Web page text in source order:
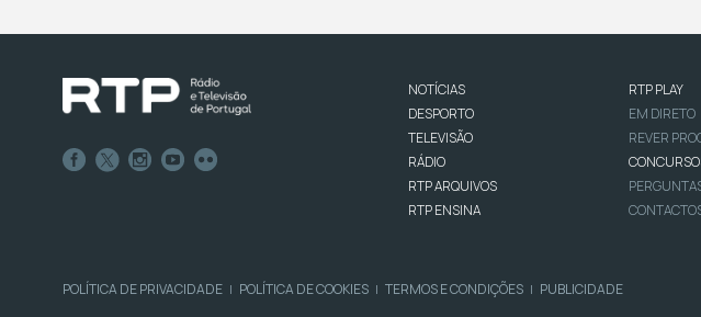
NOTÍCIAS
DESPORTO
TELEVISÃO
RÁDIO
RTP ARQUIVOS
RTP ENSINA
RTP PLAY
EM DIRETO
REVER
POLÍTICA DE PRIVACIDADE | POLÍTICA DE COOKIES | TERMOS E CONDIÇÕES | PUBLICIDADE